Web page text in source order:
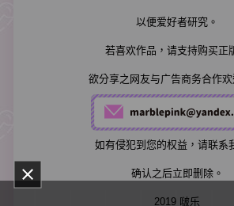
以便爱好者研究。
若喜欢作品，请支持购买正
欲分享之网友与广告商务合作
如有侵犯到您的权益，请联系
确认之后立即删除。
2019 啵乐